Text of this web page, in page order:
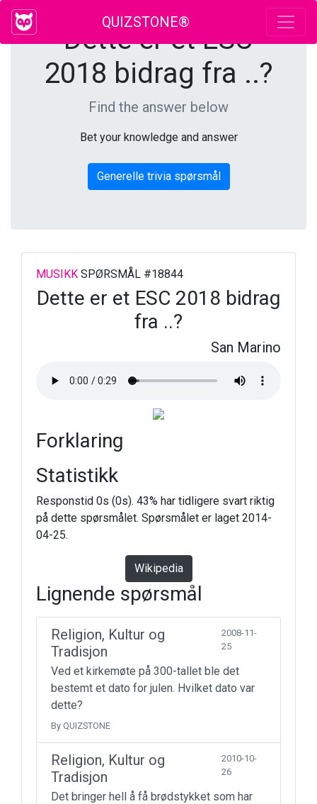
QUIZSTONE®
Dette er et ESC
2018 bidrag fra ..?
Find the answer below
Bet your knowledge and answer
Generelle trivia spørsmål
MUSIKK SPØRSMÅL #18844
Dette er et ESC 2018 bidrag
fra ..?
San Marino
Forklaring
Statistikk
Responstid 0s (0s). 43% har tidligere svart riktig
på dette spørsmålet. Spørsmålet er laget 2014-
04-25.
Wikipedia
Lignende spørsmål
Religion, Kultur og
Tradisjon
2008-11-
25
Ved et kirkemøte på 300-tallet ble det
bestemt et dato for julen. Hvilket dato var
dette?
By QUIZSTONE
Religion, Kultur og
Tradisjon
2010-10-
26
Det bringer hell å få brødstykket som har